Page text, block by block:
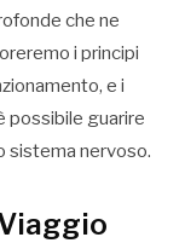
che ne
i principi
e i
possibile guarire
sistema nervoso.